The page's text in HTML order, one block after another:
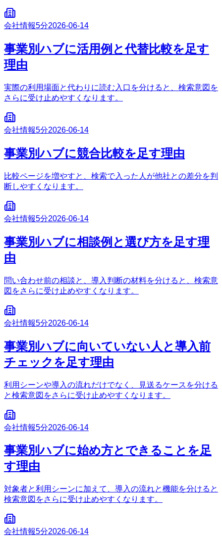
会社情報5分2026-06-14
事業別ハブに活用例と代替比較を足す
理由
実際の利用場面と代わりに読む入口を分けると、検索意図を
さらに受け止めやすくなります。
会社情報5分2026-06-14
事業別ハブに競合比較を足す理由
比較ページを増やすと、検索で入った人が他社との差分を判
断しやすくなります。
会社情報5分2026-06-14
事業別ハブに相談例と選び方を足す理
由
問い合わせ前の相談と、導入判断の材料を分けると、検索意
図をさらに受け止めやすくなります。
会社情報5分2026-06-14
事業別ハブに向いていない人と導入前
チェックを足す理由
利用シーンや導入の流れだけでなく、見送るケースを分ける
と検索意図をさらに受け止めやすくなります。
会社情報5分2026-06-14
事業別ハブに始め方とできることを足
す理由
対象者と利用シーンに加えて、導入の流れと機能を分けると
検索意図をさらに受け止めやすくなります。
会社情報5分2026-06-14